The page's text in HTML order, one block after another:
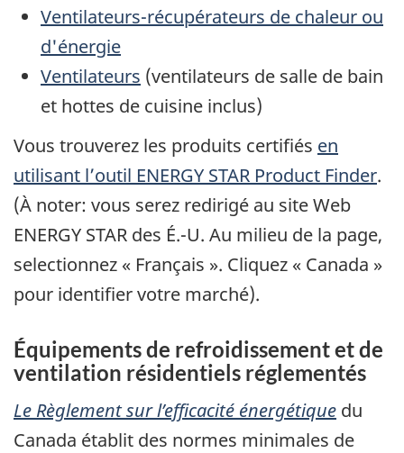
Ventilateurs-récupérateurs de chaleur ou
d'énergie
Ventilateurs (ventilateurs de salle de bain
et hottes de cuisine inclus)
Vous trouverez les produits certifiés en
utilisant l’outil ENERGY STAR Product Finder.
(À noter: vous serez redirigé au site Web
ENERGY STAR des É.-U. Au milieu de la page,
selectionnez « Français ». Cliquez « Canada »
pour identifier votre marché).
Équipements de refroidissement et de
ventilation résidentiels réglementés
Le Règlement sur l’efficacité énergétique du
Canada établit des normes minimales de